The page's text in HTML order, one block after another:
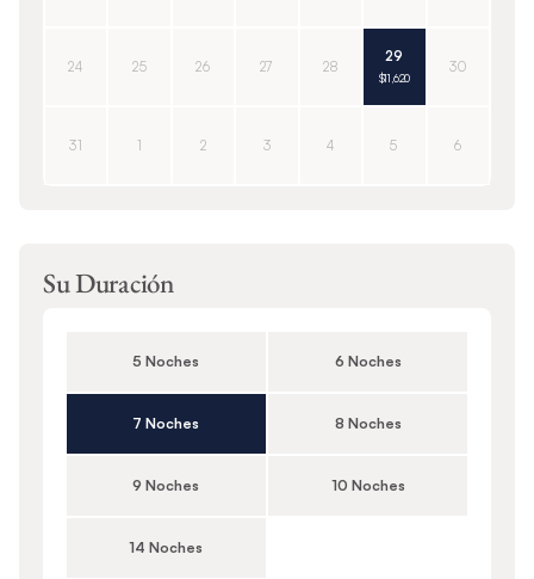
24 25 26 27 28
29
$11,620
30
31 1 2 3 4 5 6
Su Duración
5 Noches 6 Noches
7 Noches 8 Noches
9 Noches 10 Noches
14 Noches